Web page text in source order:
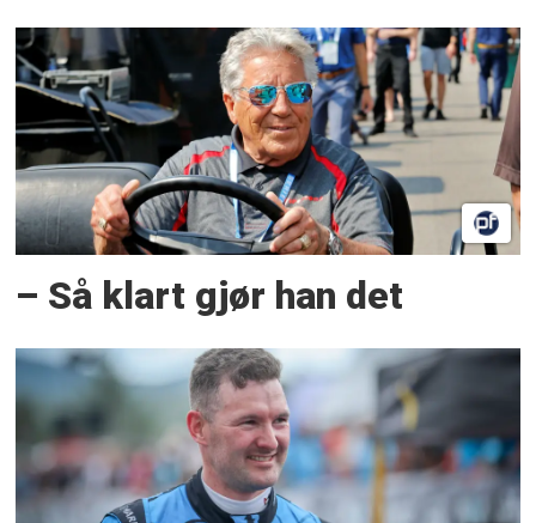
– Så klart gjør han det